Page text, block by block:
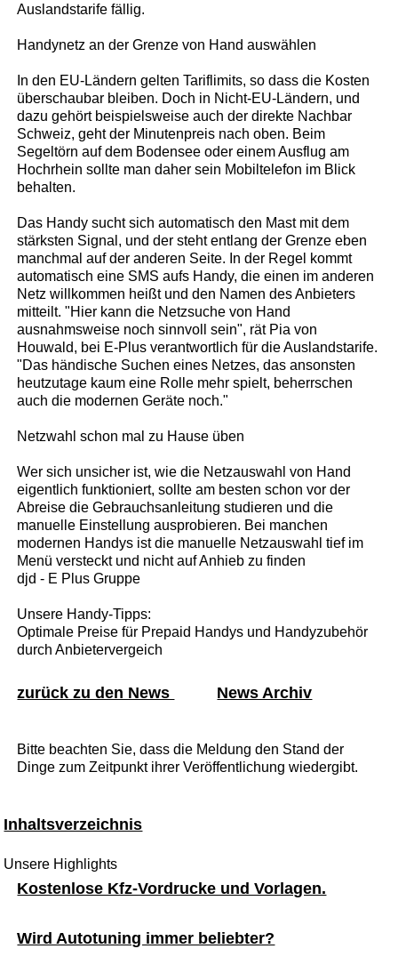
Auslandstarife fällig.
Handynetz an der Grenze von Hand auswählen
In den EU-Ländern gelten Tariflimits, so dass die Kosten
überschaubar bleiben. Doch in Nicht-EU-Ländern, und
dazu gehört beispielsweise auch der direkte Nachbar
Schweiz, geht der Minutenpreis nach oben. Beim
Segeltörn auf dem Bodensee oder einem Ausflug am
Hochrhein sollte man daher sein Mobiltelefon im Blick
behalten.
Das Handy sucht sich automatisch den Mast mit dem
stärksten Signal, und der steht entlang der Grenze eben
manchmal auf der anderen Seite. In der Regel kommt
automatisch eine SMS aufs Handy, die einen im anderen
Netz willkommen heißt und den Namen des Anbieters
mitteilt. "Hier kann die Netzsuche von Hand
ausnahmsweise noch sinnvoll sein", rät Pia von
Houwald, bei E-Plus verantwortlich für die Auslandstarife.
"Das händische Suchen eines Netzes, das ansonsten
heutzutage kaum eine Rolle mehr spielt, beherrschen
auch die modernen Geräte noch."
Netzwahl schon mal zu Hause üben
Wer sich unsicher ist, wie die Netzauswahl von Hand
eigentlich funktioniert, sollte am besten schon vor der
Abreise die Gebrauchsanleitung studieren und die
manuelle Einstellung ausprobieren. Bei manchen
modernen Handys ist die manuelle Netzauswahl tief im
Menü versteckt und nicht auf Anhieb zu finden
djd - E Plus Gruppe
Unsere Handy-Tipps:
Optimale Preise für Prepaid Handys und Handyzubehör
durch Anbietervergeich
zurück zu den News News Archiv
Bitte beachten Sie, dass die Meldung den Stand der
Dinge zum Zeitpunkt ihrer Veröffentlichung wiedergibt.
Inhaltsverzeichnis
Unsere Highlights
Kostenlose Kfz-Vordrucke und Vorlagen.
Wird Autotuning immer beliebter?